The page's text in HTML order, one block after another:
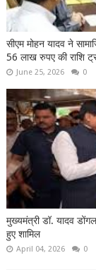
सीएम मोहन यादव ने
56 लाख रुपए की राशि
June 25, 2026 0
मुख्यमंत्री डॉ. यादव
हुए शामिल
April 04, 2026 0